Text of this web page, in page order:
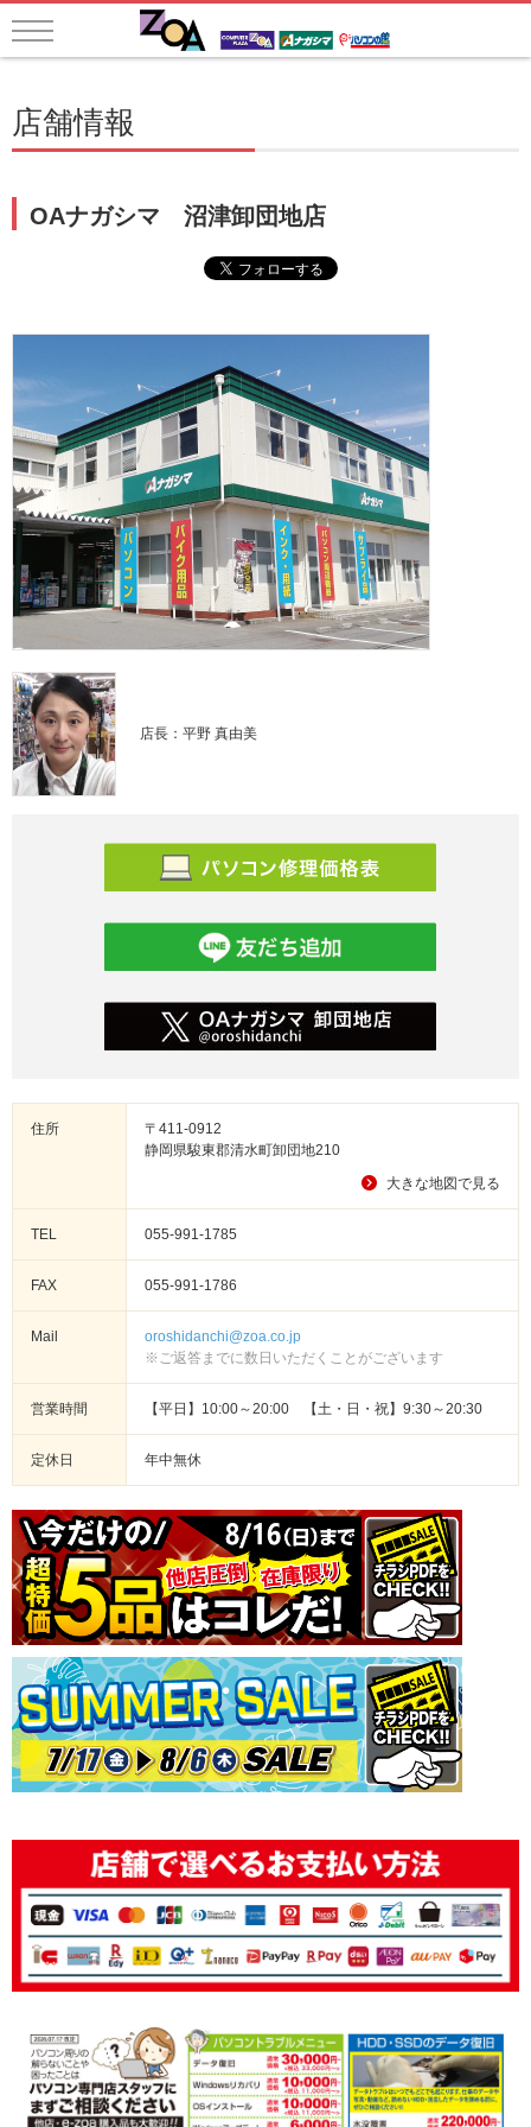
店舗情報
OAナガシマ 沼津卸団地店
店長：平野 真由美
住所
〒411-0912
静岡県駿東郡清水町卸団地210
大きな地図で見る
TEL 055-991-1785
FAX 055-991-1786
Mail
oroshidanchi@zoa.co.jp
※ご返答までに数日いただくことがございます
営業時間 【平日】10:00～20:00 【土・日・祝】9:30～20:30
定休日 年中無休